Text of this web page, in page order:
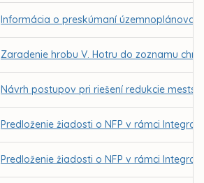
Informácia o preskúmaní
Zaradenie hrobu V. Hotru do zoznamu
Návrh postupov pri riešení redukcie
Predloženie žiadosti o NFP v rámci
Predloženie žiadosti o NFP v rámci